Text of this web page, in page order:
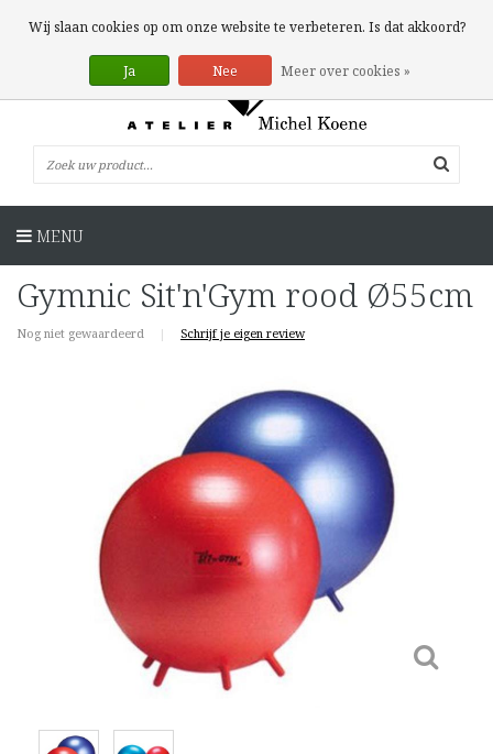
0 Artikelen
MENU
Gymnic Sit'n'Gym rood Ø55cm
Nog niet gewaardeerd | Schrijf je eigen review
Wij slaan cookies op om onze website te verbeteren. Is dat akkoord?
Ja Nee Meer over cookies »